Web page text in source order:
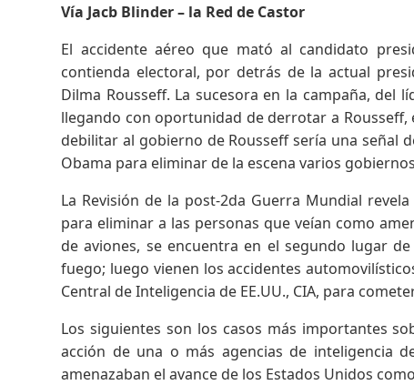
Vía Jacb Blinder – la Red de Castor
El accidente aéreo que mató al candidato
contienda electoral, por detrás de la actual
Dilma Rousseff. La sucesora en la campaña, del
llegando con oportunidad de derrotar a
debilitar al gobierno de Rousseff sería una señal
Obama para eliminar de la escena varios
La Revisión de la post-2da Guerra Mundial
para eliminar a las personas que veían como
de aviones, se encuentra en el segundo lugar
fuego; luego vienen los accidentes
Central de Inteligencia de EE.UU., CIA, para
Los siguientes son los casos más importantes
acción de una o más agencias de inteligencia
amenazaban el avance de los Estados Unidos